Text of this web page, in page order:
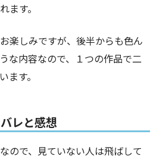
ます。
楽しみですが、後半からも色ん
な内容なので、１つの作品で二
ます。
レと感想
ので、見ていない人は飛ばして